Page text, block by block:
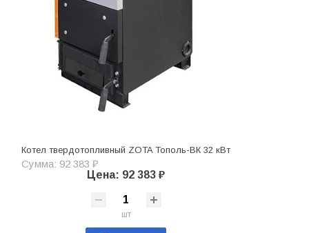
Котел твердотопливный ZOTA Тополь-ВК 32 кВт
Сумма: 92 383 ₽
Цена: 92 383 ₽
шт